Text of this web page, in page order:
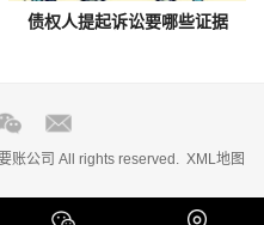
债权人提起诉讼要哪些证据
账公司 All rights reserved. XML地图